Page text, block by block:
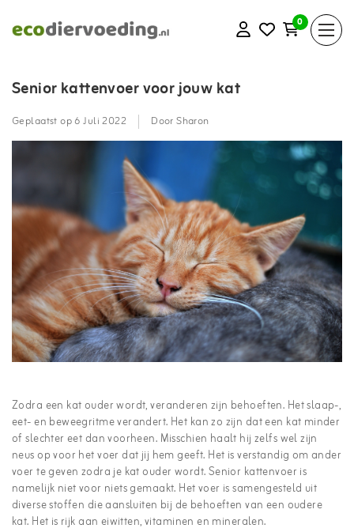
0
Senior kattenvoer voor jouw kat
Geplaatst op6 Juli 2022 Door Sharon
Zodra een kat ouder wordt, veranderen zijn behoeften. Het slaap-,
eet- en beweegritme verandert. Het kan zo zijn dat een kat minder
of slechter eet dan voorheen. Misschien haalt hij zelfs wel zijn
neus op voor het voer dat jij hem geeft. Het is verstandig om ander
voer te geven zodra je kat ouder wordt. Senior kattenvoer is
namelijk niet voor niets gemaakt. Het voer is samengesteld uit
diverse stoffen die aansluiten bij de behoeften van een oudere
kat. Het is rijk aan eiwitten, vitaminen en mineralen.